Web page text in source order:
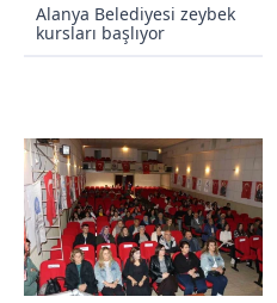
Alanya Belediyesi zeybek
kursları başlıyor